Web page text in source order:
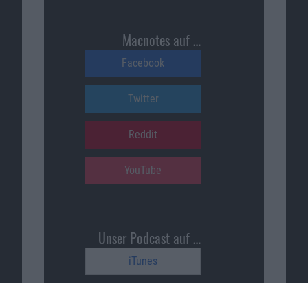
Macnotes auf …
Facebook
Twitter
Reddit
YouTube
Unser Podcast auf …
iTunes